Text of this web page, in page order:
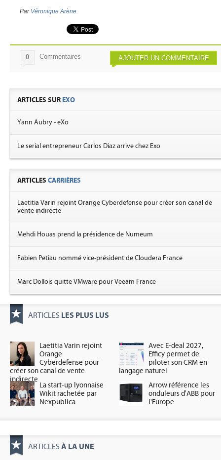
Par Véronique Arène
AJOUTER UN COMMENTAIRE
0 Commentaires
ARTICLES SUR EXO
Yann Aubry - eXo
Le serial entrepreneur Carlos Diaz arrive chez Exo
ARTICLES CARRIÈRES
Laetitia Varin rejoint Orange Cyberdefense pour créer son canal de
vente indirecte
Mehdi Houas prend la présidence de Numeum
Fabien Petiau nommé vice-président de Cloudera France
Marc Dollois quitte VMware pour Veeam France
ARTICLES LES PLUS LUS
Laetitia Varin rejoint
Orange
Cyberdefense pour
créer son canal de vente
indirecte
Avec E-deal 2027,
Efficy permet de
piloter son CRM en
langage naturel
La start-up lyonnaise
Wikit rachetée par
Nexpublica
Arrow référence les
onduleurs d'ABB pour
l'Europe
ARTICLES À LA UNE